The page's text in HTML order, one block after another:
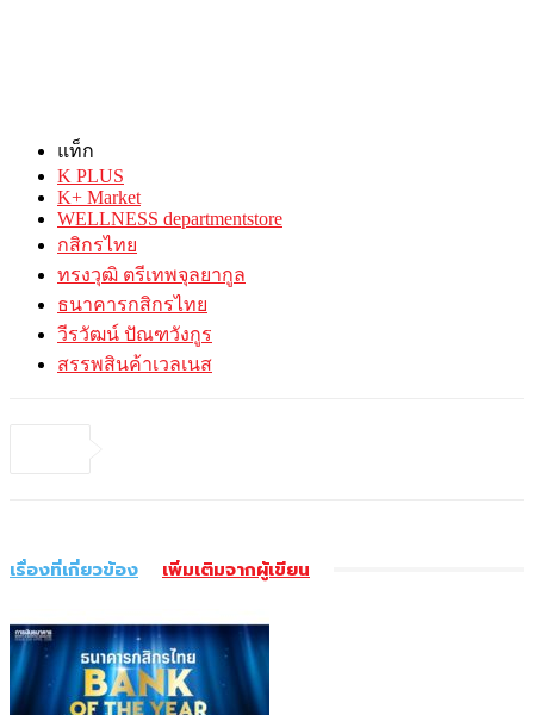
แท็ก
K PLUS
K+ Market
WELLNESS departmentstore
กสิกรไทย
ทรงวุฒิ ตรีเทพจุลยากูล
ธนาคารกสิกรไทย
วีรวัฒน์ ปัณฑวังกูร
สรรพสินค้าเวลเนส
เรื่องที่เกี่ยวข้อง เพิ่มเติมจากผู้เขียน